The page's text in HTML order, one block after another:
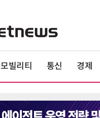
모빌리티 통신 경제